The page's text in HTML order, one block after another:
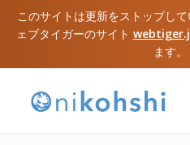
このサイトは更新をストップし
ェブタイガーのサイト
ます。